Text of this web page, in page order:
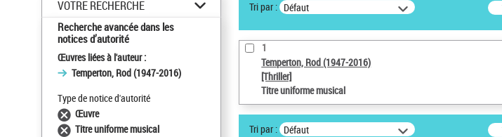
VOTRE RECHERCHE
Recherche avancée dans les
notices d’autorité
Œuvres liées à l'auteur :
Temperton, Rod (1947-2016)
Type de notice d'autorité
Œuvre
Titre uniforme musical
Tri par : Défaut
1
Temperton, Rod (1947-2016)
[Thriller]
Titre uniforme musical
Tri par : Défaut